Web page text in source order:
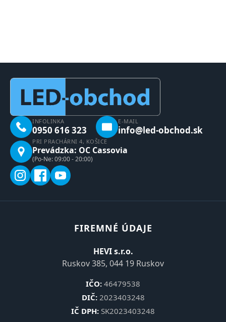
INFOLINKA
0950 616 323
E-MAIL
info@led-obchod.sk
PRI PRACHÁRNI 4, KOŠICE
Prevádzka: OC Cassovia
(Po-Ne: 09:00 - 20:00)
FIREMNÉ ÚDAJE
HEVI s.r.o.
Ruskov 385, 044 19 Ruskov
IČO: 46479538
DIČ:2023403248
IČ DPH: SK2023403248